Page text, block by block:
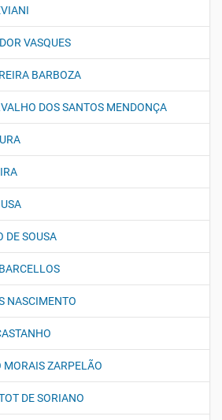
VASQUES
BARBOZA
DOS SANTOS MENDONÇA
DE SOUSA
NASCIMENTO
MORAIS ZARPELÃO
DE SORIANO